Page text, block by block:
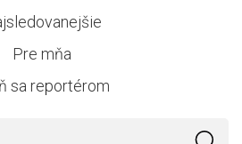
Pre mňa
sa reportérom